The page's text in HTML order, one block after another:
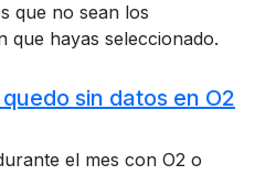
que no sean los
que hayas seleccionado.
sin datos en O2
el mes con O2 o